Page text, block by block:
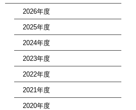
2026年度
2025年度
2024年度
2023年度
2022年度
2021年度
2020年度